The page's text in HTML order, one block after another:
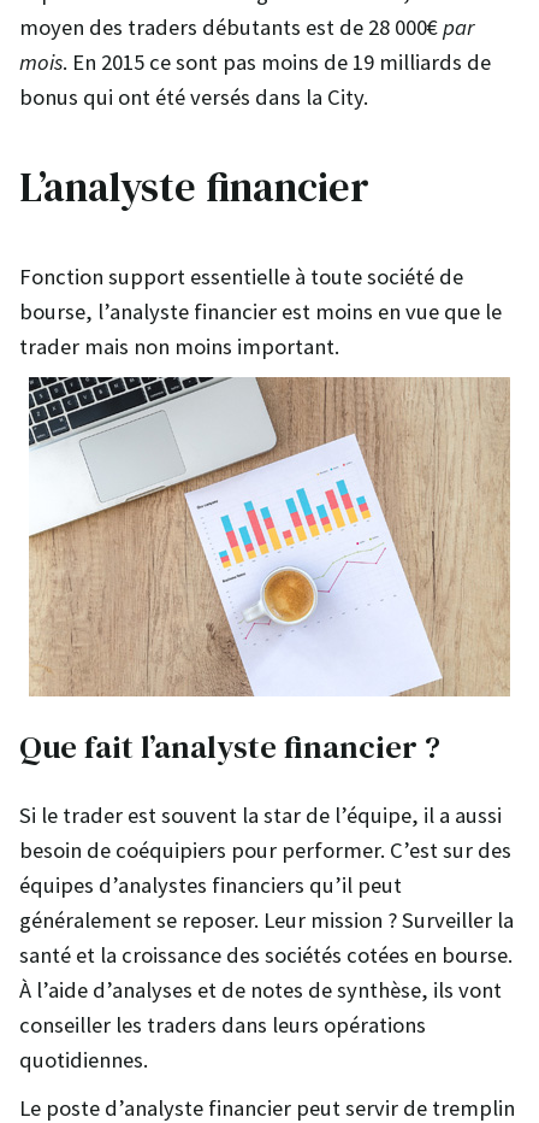
moyen des traders débutants est de 28 000€par
mois. En 2015 ce sont pas moins de 19 milliards de
bonus qui ont été versés dans la City.
L’analyste financier
Fonction support essentielle à toute société de
bourse, l’analyste financier est moins en vue que le
trader mais non moins important.
Que fait l’analyste financier ?
Si le trader est souvent la star de l’équipe, il a aussi
besoin de coéquipiers pour performer. C’est sur des
équipes d’analystes financiers qu’il peut
généralement se reposer. Leur mission ? Surveiller la
santé et la croissance des sociétés cotées en bourse.
À l’aide d’analyses et de notes de synthèse, ils vont
conseiller les traders dans leurs opérations
quotidiennes.
Le poste d’analyste financier peut servir de tremplin